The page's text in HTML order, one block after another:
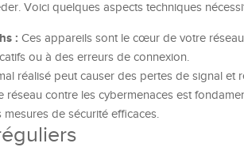
Voici quelques aspects techniques
: Ces appareils sont le cœur de votre
ou à des erreurs de connexion.
réalisé peut causer des pertes de signal et
réseau contre les cybermenaces est
de sécurité efficaces.